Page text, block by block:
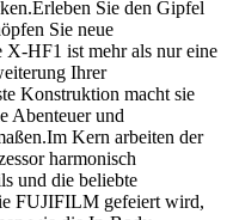
Sie den Gipfel
Sie neue
HF1 ist mehr als nur eine
Ihrer
Konstruktion macht sie
Abenteuer und
Kern arbeiten der
harmonisch
und die beliebte
FUJIFILM gefeiert wird,